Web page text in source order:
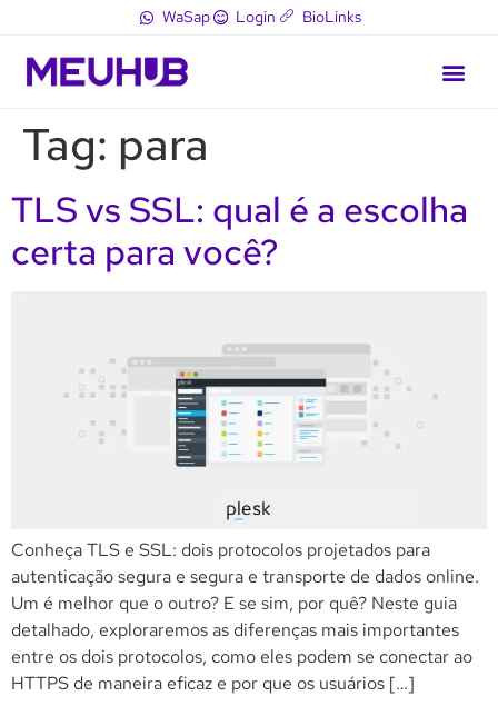
WaSap Login BioLinks
Tag: para
TLS vs SSL: qual é a escolha
certa para você?
Conheça TLS e SSL: dois protocolos projetados para
autenticação segura e segura e transporte de dados online.
Um é melhor que o outro? E se sim, por quê? Neste guia
detalhado, exploraremos as diferenças mais importantes
entre os dois protocolos, como eles podem se conectar ao
HTTPS de maneira eficaz e por que os usuários […]